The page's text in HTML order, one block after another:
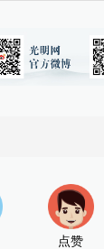
点赞